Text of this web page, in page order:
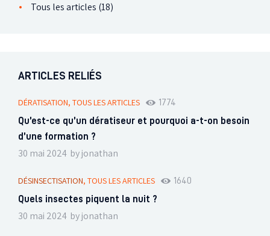
Tous les articles (18)
ARTICLES RELIÉS
DÉRATISATION, TOUS LES ARTICLES
1774
Qu’est-ce qu’un dératiseur et pourquoi a-t-on besoin
d’une formation ?
30 mai 2024 by jonathan
DÉSINSECTISATION, TOUS LES ARTICLES
1640
Quels insectes piquent la nuit ?
30 mai 2024 by jonathan